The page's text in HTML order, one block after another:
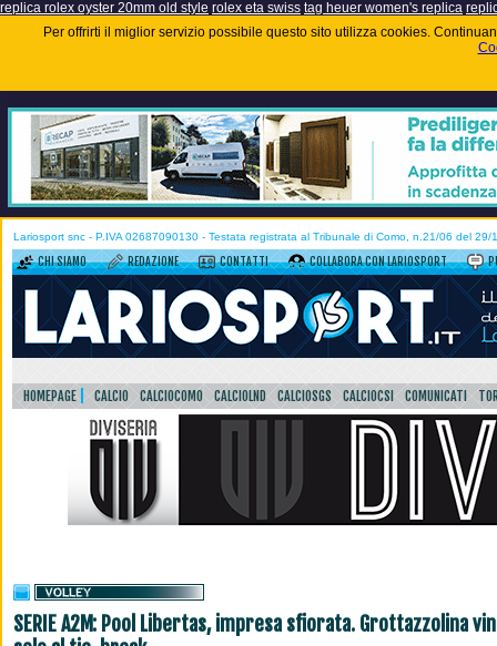
replica rolex oyster 20mm old style rolex eta swiss tag heuer women's replica
Per offrirti il miglior servizio possibile questo sito utilizza cookies.
Lariosport snc - P.IVA 02687090130 - Testata registrata al Tribunale di Como, n.21/06 del 29/
CHI SIAMO REDAZIONE CONTATTI COLLABORA CON LARIOSPORT
HOMEPAGE CALCIO CALCIOCOMO CALCIOLND CALCIOSGS CALCIOCSI COMUNICATI
SERIE A2M: Pool Libertas, impresa sfiorata. Grottazzolina